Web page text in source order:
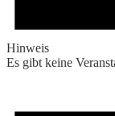
Hinweis
Es gibt keine